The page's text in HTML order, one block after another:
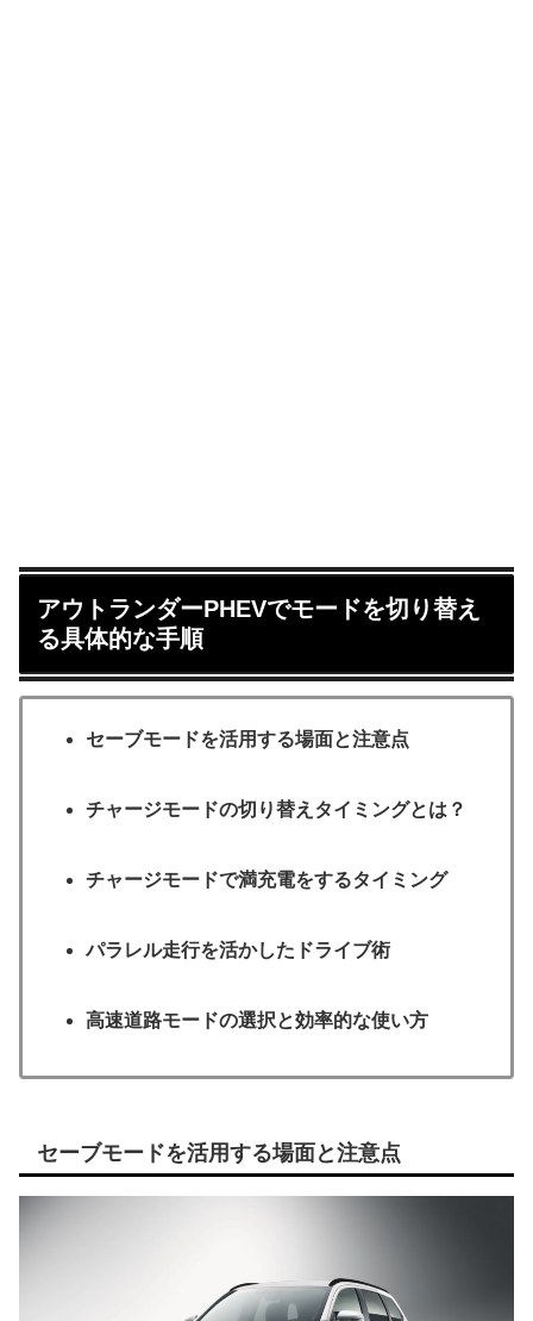
アウトランダーPHEVでモードを切り替え
る具体的な手順
セーブモードを活用する場面と注意点
チャージモードの切り替えタイミングとは？
チャージモードで満充電をするタイミング
パラレル走行を活かしたドライブ術
高速道路モードの選択と効率的な使い方
セーブモードを活用する場面と注意点